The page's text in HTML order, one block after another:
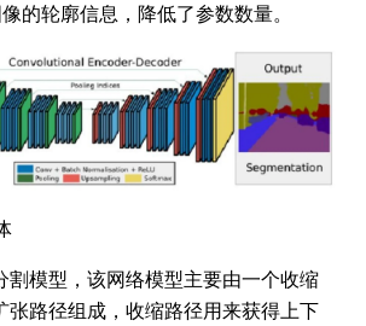
的轮廓信息，降低了参数数量。
模型，该网络模型主要由一个收缩
张路径组成，收缩路径用来获得上下